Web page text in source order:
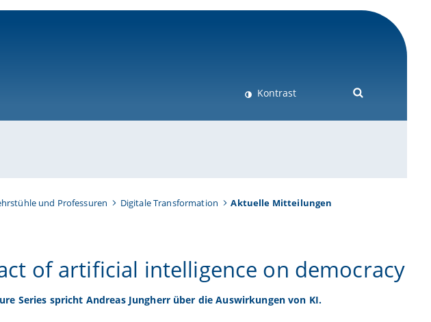
Kontrast
und Professuren Digitale Transformation
Aktuelle Mitteilungen
of artificial intelligence on democracy
Series spricht Andreas Jungherr über die Auswirkungen von KI.